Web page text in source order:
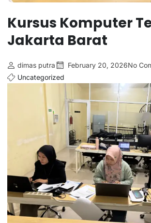
Kursus Komputer
Jakarta Barat
dimas putra February 20, 2026No
Uncategorized